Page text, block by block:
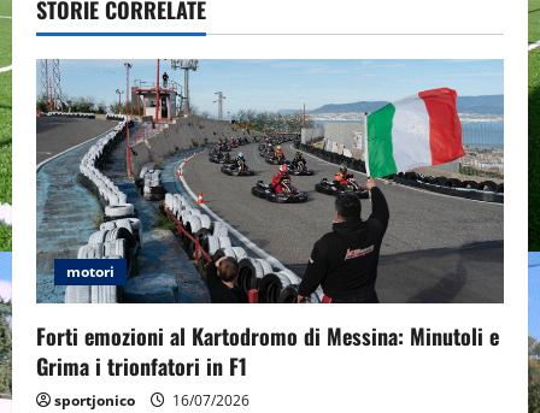
i
g
a
t
i
o
n
STORIE CORRELATE
motori
Forti emozioni al Kartodromo di Messina: Minutoli e
Grima i trionfatori in F1
sportjonico 16/07/2026